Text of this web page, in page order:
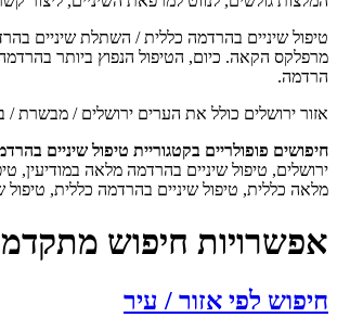
טיפול שיניים בהרדמה כללית / השתלת שיניים
מרפלקס הקאה. כיום, הטיפול הנפוץ ביותר
הרדמה.
אזור ירושלים כולל את הערים ירושלים / מבשרת /
חיפושים פופולריים בקטגוריית טיפול שיניים
ירושלים, טיפול שיניים בהרדמה מלאה במודיעין,
מלאה כללית, טיפול שיניים בהרדמה כללית,
אפשרויות חיפוש
חיפוש לפי אזור / עיר